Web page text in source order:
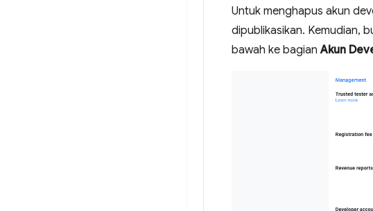
Untuk menghapus akun
dipublikasikan. Kemudian,
bawah ke bagianAkun